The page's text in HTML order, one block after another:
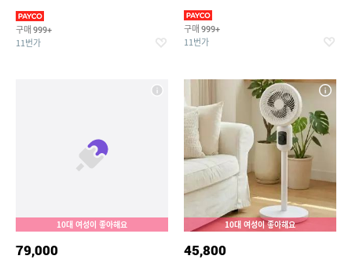
구매 999+
11번가
구매 999+
11번가
10대 여성이 좋아해요
79,000
10대 여성이 좋아해요
45,800